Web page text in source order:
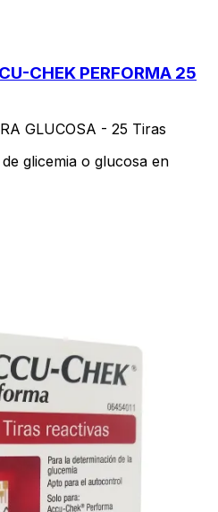
CHEK PERFORMA 25
GLUCOSA - 25 Tiras
glicemia o glucosa en